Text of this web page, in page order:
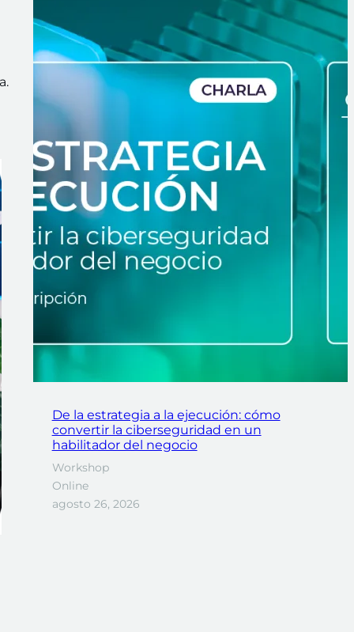
De la estrategia a la ejecución: cómo
convertir la ciberseguridad en un
habilitador del negocio
Workshop
Online
agosto 26, 2026